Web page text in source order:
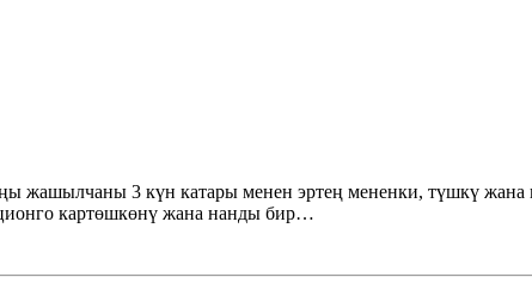
жашылчаны 3 күн катары менен эртең мененки, түшкү
картөшкөнү жана нанды бир…